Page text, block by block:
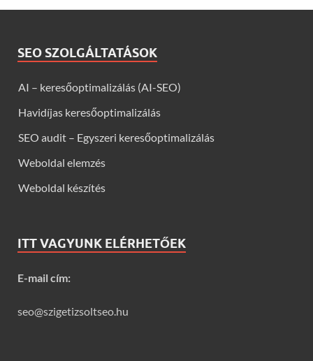
SEO SZOLGÁLTATÁSOK
AI – keresőoptimalizálás (AI-SEO)
Havidíjas keresőoptimalizálás
SEO audit – Egyszeri keresőoptimalizálás
Weboldal elemzés
Weboldal készítés
ITT VAGYUNK ELÉRHETŐEK
E-mail cím:
seo@szigetizsoltseo.hu